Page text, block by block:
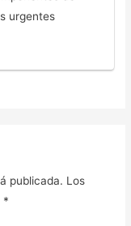
urgentes
publicada. Los
*